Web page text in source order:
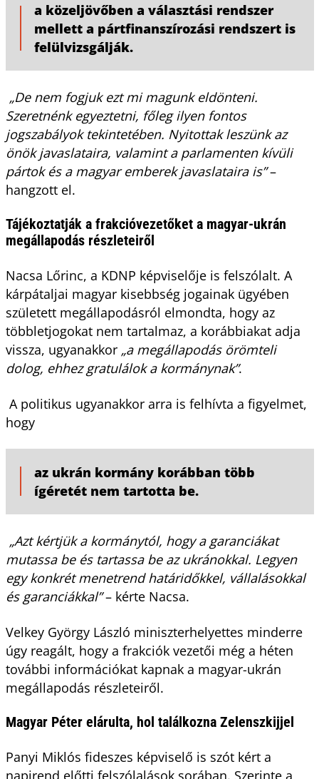
a közeljövőben a választási rendszer
mellett a pártfinanszírozási rendszert is
felülvizsgálják.
„De nem fogjuk ezt mi magunk eldönteni.
Szeretnénk egyeztetni, főleg ilyen fontos
jogszabályok tekintetében. Nyitottak leszünk az
önök javaslataira, valamint a parlamenten kívüli
pártok és a magyar emberek javaslataira is”–
hangzott el.
Tájékoztatják a frakcióvezetőket a magyar-ukrán
megállapodás részleteiről
Nacsa Lőrinc, a KDNP képviselője is felszólalt. A
kárpátaljai magyar kisebbség jogainak ügyében
született megállapodásról elmondta, hogy az
többletjogokat nem tartalmaz, a korábbiakat adja
vissza, ugyanakkor „a megállapodás örömteli
dolog, ehhez gratulálok a kormánynak”.
A politikus ugyanakkor arra is felhívta a figyelmet,
hogy
az ukrán kormány korábban több
ígéretét nem tartotta be.
„Azt kértjük a kormánytól, hogy a garanciákat
mutassa be és tartassa be az ukránokkal. Legyen
egy konkrét menetrend határidőkkel, vállalásokkal
és garanciákkal”– kérte Nacsa.
Velkey György László miniszterhelyettes minderre
úgy reagált, hogy a frakciók vezetői még a héten
további információkat kapnak a magyar-ukrán
megállapodás részleteiről.
Magyar Péter elárulta, hol találkozna Zelenszkijjel
Panyi Miklós fideszes képviselő is szót kért a
napirend előtti felszólalások sorában. Szerinte a